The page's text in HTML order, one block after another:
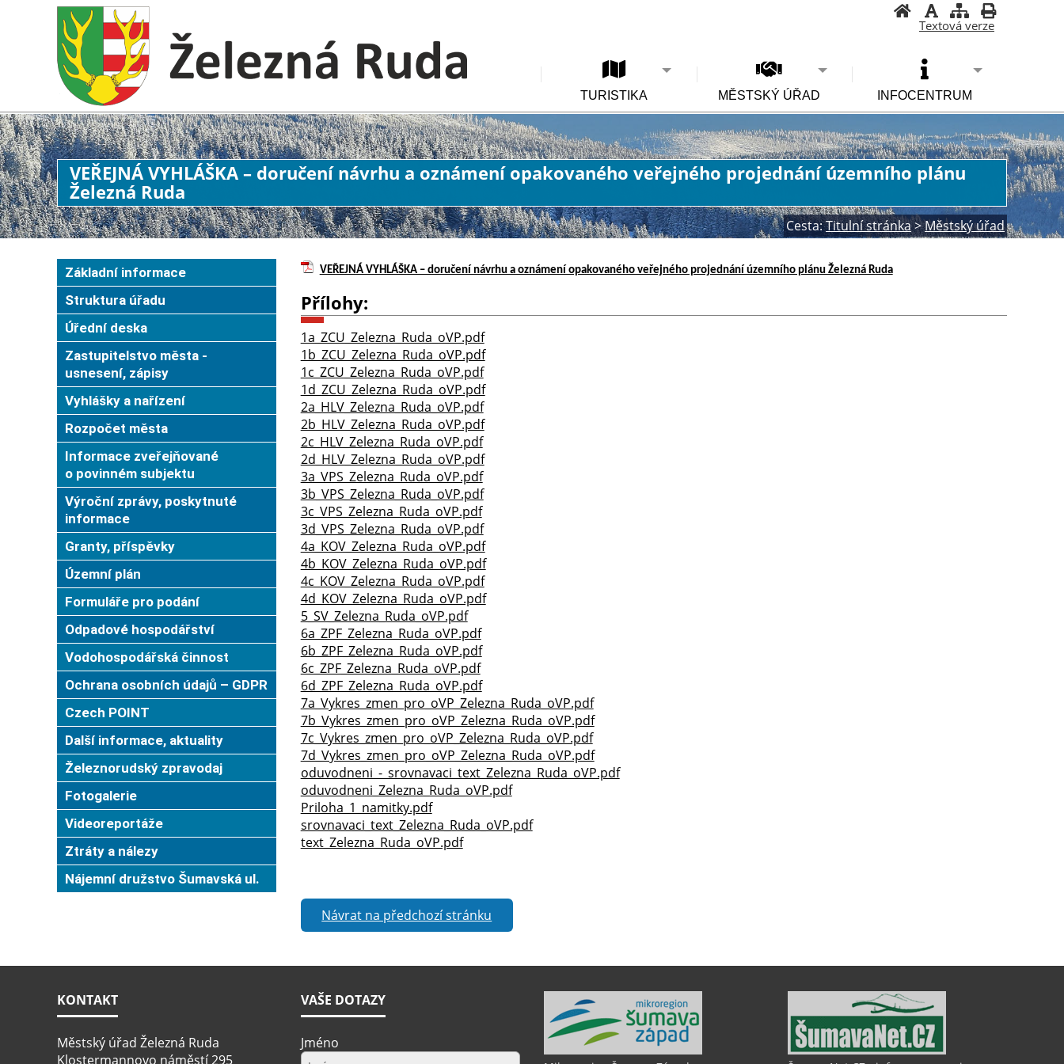
Textová verze
TURISTIKA MĚSTSKÝ ÚŘAD INFOCENTRUM
VEŘEJNÁ VYHLÁŠKA – doručení návrhu a oznámení opakovaného veřejného projednání územního plánu
Železná Ruda
Cesta:Titulní stránka>Městský úřad
Základní informace
Struktura úřadu
Úřední deska
Zastupitelstvo města -
usnesení, zápisy
Vyhlášky a nařízení
Rozpočet města
Informace zveřejňované
o povinném subjektu
Výroční zprávy, poskytnuté
informace
Granty, příspěvky
Územní plán
Formuláře pro podání
Odpadové hospodářství
Vodohospodářská činnost
Ochrana osobních údajů – GDPR
Czech POINT
Další informace, aktuality
Železnorudský zpravodaj
Fotogalerie
Videoreportáže
Ztráty a nálezy
Nájemní družstvo Šumavská ul.
VEŘEJNÁ VYHLÁŠKA – doručení návrhu a oznámení opakovaného veřejného projednání územního plánu Železná Ruda
Přílohy:
1a_ZCU_Zelezna_Ruda_oVP.pdf
1b_ZCU_Zelezna_Ruda_oVP.pdf
1c_ZCU_Zelezna_Ruda_oVP.pdf
1d_ZCU_Zelezna_Ruda_oVP.pdf
2a_HLV_Zelezna_Ruda_oVP.pdf
2b_HLV_Zelezna_Ruda_oVP.pdf
2c_HLV_Zelezna_Ruda_oVP.pdf
2d_HLV_Zelezna_Ruda_oVP.pdf
3a_VPS_Zelezna_Ruda_oVP.pdf
3b_VPS_Zelezna_Ruda_oVP.pdf
3c_VPS_Zelezna_Ruda_oVP.pdf
3d_VPS_Zelezna_Ruda_oVP.pdf
4a_KOV_Zelezna_Ruda_oVP.pdf
4b_KOV_Zelezna_Ruda_oVP.pdf
4c_KOV_Zelezna_Ruda_oVP.pdf
4d_KOV_Zelezna_Ruda_oVP.pdf
5_SV_Zelezna_Ruda_oVP.pdf
6a_ZPF_Zelezna_Ruda_oVP.pdf
6b_ZPF_Zelezna_Ruda_oVP.pdf
6c_ZPF_Zelezna_Ruda_oVP.pdf
6d_ZPF_Zelezna_Ruda_oVP.pdf
7a_Vykres_zmen_pro_oVP_Zelezna_Ruda_oVP.pdf
7b_Vykres_zmen_pro_oVP_Zelezna_Ruda_oVP.pdf
7c_Vykres_zmen_pro_oVP_Zelezna_Ruda_oVP.pdf
7d_Vykres_zmen_pro_oVP_Zelezna_Ruda_oVP.pdf
oduvodneni_-_srovnavaci_text_Zelezna_Ruda_oVP.pdf
oduvodneni_Zelezna_Ruda_oVP.pdf
Priloha_1_namitky.pdf
srovnavaci_text_Zelezna_Ruda_oVP.pdf
text_Zelezna_Ruda_oVP.pdf
Návrat na předchozí stránku
KONTAKT
Městský úřad Železná Ruda
Klostermannovo náměstí 295
VAŠE DOTAZY
Jméno